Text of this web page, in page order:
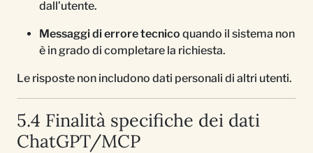
dall’utente.
Messaggi di errore tecnico quando il sistema non
è in grado di completare la richiesta.
Le risposte non includono dati personali di altri utenti.
5.4 Finalità specifiche dei dati
ChatGPT/MCP